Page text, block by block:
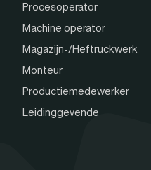
Procesoperator
Machine operator
Magazijn-/Heftruckwerk
Monteur
Productiemedewerker
Leidinggevende